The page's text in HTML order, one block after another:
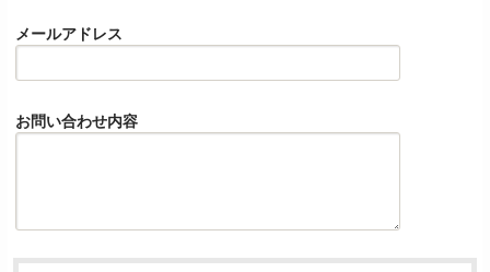
メールアドレス
お問い合わせ内容